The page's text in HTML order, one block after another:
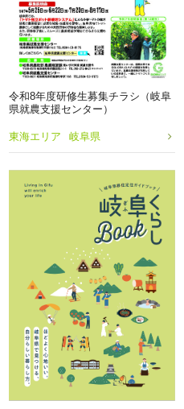
令和8年度研修生募集チラシ（岐阜
県就農支援センター）
東海エリア 岐阜県